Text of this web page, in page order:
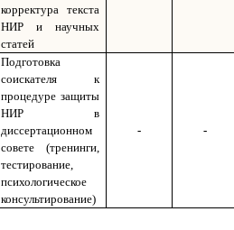
корректура текста
НИР и научных
статей
Подготовка
соискателя к
процедуре защиты
НИР в
диссертационном
совете (тренинги,
тестирование,
психологическое
консультирование)
- -